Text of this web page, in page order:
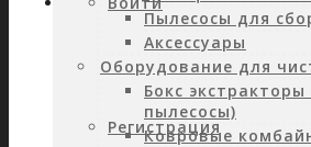
Регистрация
Пылесосы для
Аксессуары
Оборудование для
Бокс
пылесосы)
Ковровые